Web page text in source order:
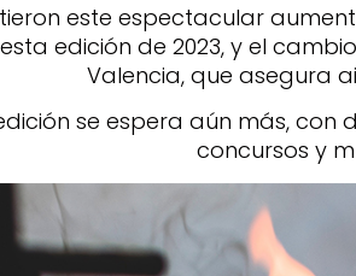
este espectacular
edición de 2023, y el
Valencia, que asegura
se espera aún más, con
concursos y